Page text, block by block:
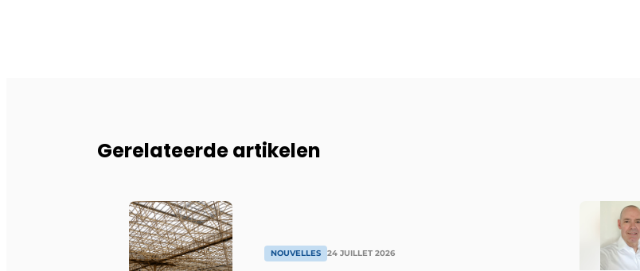
Gerelateerde artikelen
NOUVELLES 24 JUILLET 2026